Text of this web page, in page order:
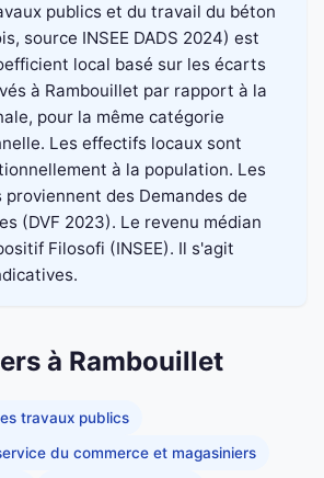
publics et du travail du béton
source INSEE DADS 2024) est
local basé sur les écarts
à Rambouillet par rapport à la
pour la même catégorie
Les effectifs locaux sont
à la population. Les
des Demandes de
(DVF 2023). Le revenu médian
Filosofi (INSEE). Il s'agit
à Rambouillet
travaux publics
du commerce et magasiniers